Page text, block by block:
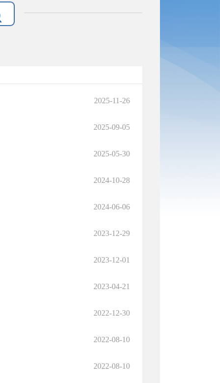
2025-11-26
2025-09-05
2025-05-30
2024-10-28
2024-06-06
2023-12-29
2023-12-01
2023-04-21
2022-12-30
2022-08-10
2022-08-10